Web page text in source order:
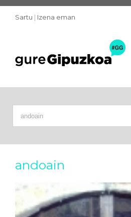
Sartu | Izena eman
andoain